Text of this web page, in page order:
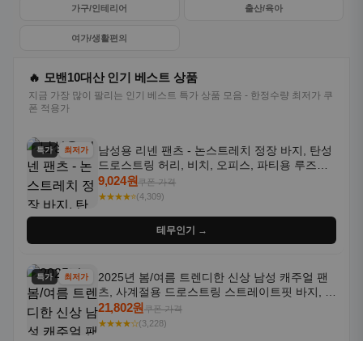
가구/인테리어 출산/육아
여가/생활편의
🔥 모밴10대산 인기 베스트 상품
지금 가장 많이 팔리는 인기 베스트 특가 상품 모음 - 한정수량 최저가 쿠
폰 적용가
특가 최저가
남성용 리넨 팬츠 - 논스트레치 정장 바지, 탄성
드로스트링 허리, 비치, 오피스, 파티용 루즈핏
트라우저 - 세탁기 사용 가능한 캐주얼 정장 의
상
9,024원쿠폰 가격
★★★★⭐(4,309)
테무인기 →
특가 최저가
2025년 봄/여름 트렌디한 신상 남성 캐주얼 팬
츠, 사계절용 드로스트링 스트레이트핏 바지, 한
국 스타일, 활용도 높은 아웃도어 및 정장용, 발
목 바지
21,802원쿠폰 가격
★★★★☆(3,228)